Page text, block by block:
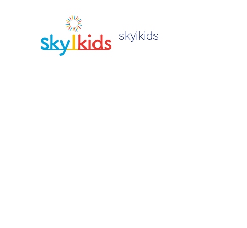
skyikids